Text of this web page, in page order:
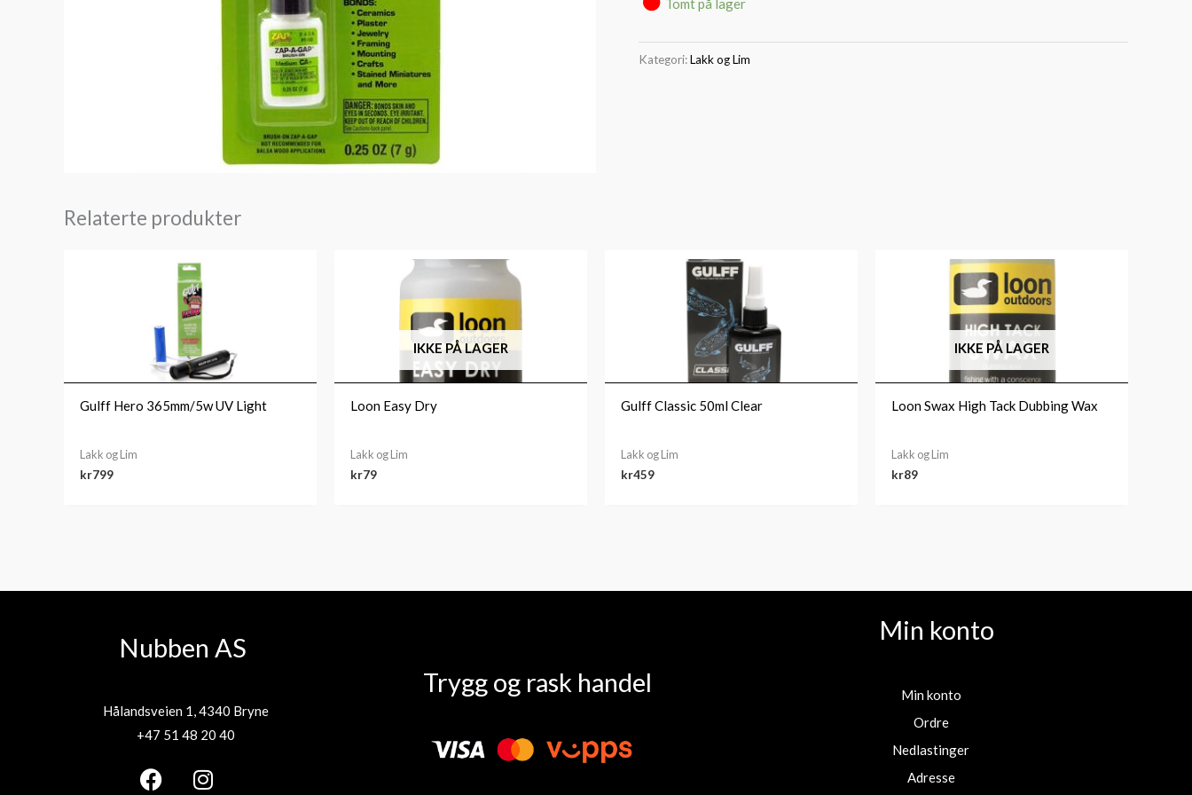
Kategori:Lakk og Lim
Relaterte produkter
Gulff Hero 365mm/5w UV Light
Lakk og Lim
kr799
IKKE PÅ LAGER
Loon Easy Dry
Lakk og Lim
kr79
Gulff Classic 50ml Clear
Lakk og Lim
kr459
IKKE PÅ LAGER
Loon Swax High Tack Dubbing Wax
Lakk og Lim
kr89
Nubben AS
Hålandsveien 1, 4340 Bryne
+47 51 48 20 40
Trygg og rask handel
Min konto
Min konto
Ordre
Nedlastinger
Adresse